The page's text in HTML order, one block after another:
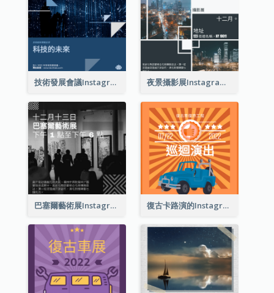
技術發展會議Instagram帖子 夜景攝影展Instagram貼子
巴塞爾藝術展Instagram帖子 復古卡路演的Instagram帖子